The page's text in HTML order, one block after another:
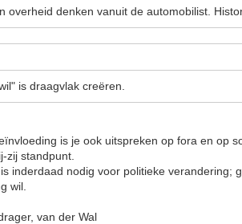
overheid denken vanuit de automobilist.
is draagvlak creëren.
is je ook uitspreken op fora en op
zij standpunt.
inderdaad nodig voor politieke verandering;
wil.
van der Wal